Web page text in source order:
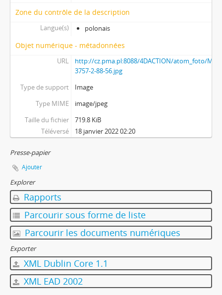
Zone du contrôle de la description
Langue(s) polonais
Objet numérique - métadonnées
URL
http://cz.pma.pl:8088/4DACTION/atom_foto/MAJ-
3757-2-88-56.jpg
Type de support
Image
Type MIME
image/jpeg
Taille du fichier
719.8 KiB
Téléversé
18 janvier 2022 02:20
Presse-papier
Ajouter
Explorer
Rapports
Parcourir sous forme de liste
Parcourir les documents numériques
Exporter
XML Dublin Core 1.1
XML EAD 2002